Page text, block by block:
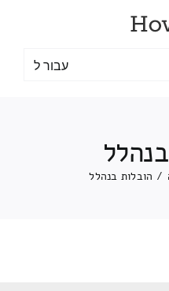
עבור ל
/ הובלות בנהלל